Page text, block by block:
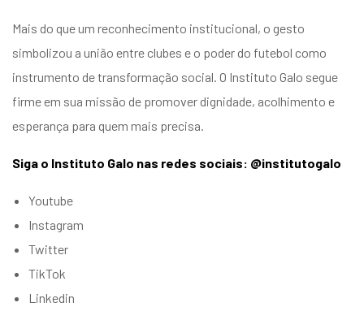
Mais do que um reconhecimento institucional, o gesto
simbolizou a união entre clubes e o poder do futebol como
instrumento de transformação social. O Instituto Galo segue
firme em sua missão de promover dignidade, acolhimento e
esperança para quem mais precisa.
Siga o Instituto Galo nas redes sociais: @institutogalo
Youtube
Instagram
Twitter
TikTok
Linkedin